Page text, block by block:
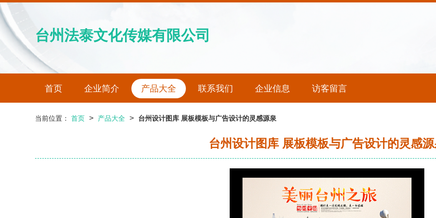
台州法泰文化传媒有限公司
首页 企业简介 产品大全 联系我们 企业信息 访客留言
当前位置： 首页 > 产品大全 > 台州设计图库 展板模板与广告设计的灵感源泉
台州设计图库 展板模板与广告设计的灵感